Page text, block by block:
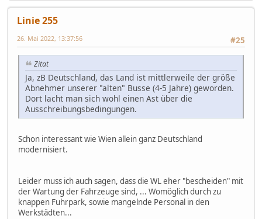
Linie 255
#25
26. Mai 2022, 13:37:56
Zitat
Ja, zB Deutschland, das Land ist mittlerweile der größe
Abnehmer unserer "alten" Busse (4-5 Jahre) geworden.
Dort lacht man sich wohl einen Ast über die
Ausschreibungsbedingungen.
Schon interessant wie Wien allein ganz Deutschland
modernisiert.
Leider muss ich auch sagen, dass die WL eher "bescheiden" mit
der Wartung der Fahrzeuge sind, ... Womöglich durch zu
knappen Fuhrpark, sowie mangelnde Personal in den
Werkstädten...